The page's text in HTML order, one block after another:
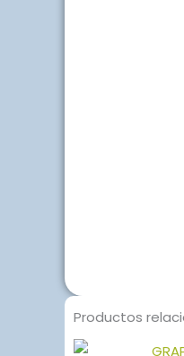
Productos